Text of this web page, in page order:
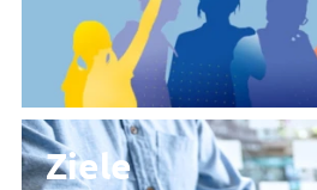
Ziele